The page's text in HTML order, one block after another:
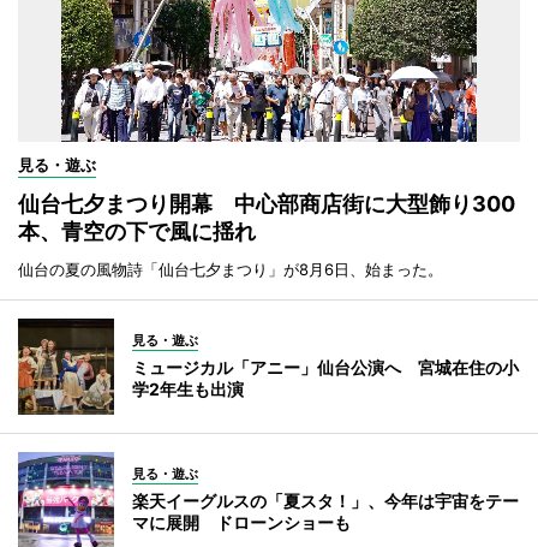
見る・遊ぶ
仙台七夕まつり開幕 中心部商店街に大型飾り300
本、青空の下で風に揺れ
仙台の夏の風物詩「仙台七夕まつり」が8月6日、始まった。
見る・遊ぶ
ミュージカル「アニー」仙台公演へ 宮城在住の小
学2年生も出演
見る・遊ぶ
楽天イーグルスの「夏スタ！」、今年は宇宙をテー
マに展開 ドローンショーも